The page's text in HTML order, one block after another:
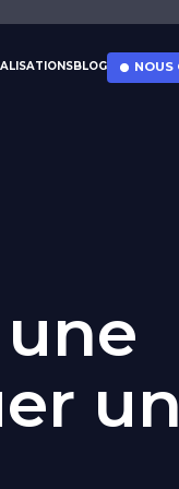
BLOG NOUS
un